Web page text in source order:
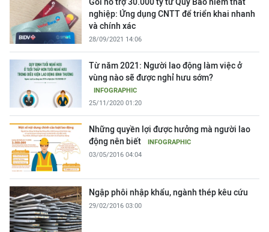
nghiệp: Ứng dụng CNTT để triển khai nhanh
và chính xác
28/09/2021 14:06
Từ năm 2021: Người lao động làm việc ở
vùng nào sẽ được nghỉ hưu sớm?
INFOGRAPHIC
25/11/2020 01:20
Những quyền lợi được hưởng mà người lao
động nên biết
INFOGRAPHIC
03/05/2016 04:04
Ngập phôi nhập khẩu, ngành thép kêu cứu
29/02/2016 03:00